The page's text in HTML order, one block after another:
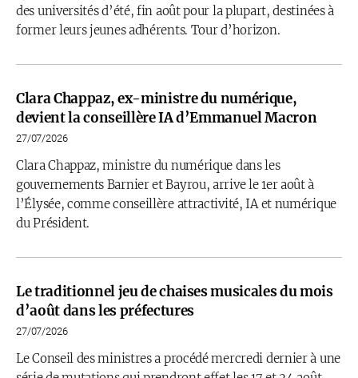
des universités d’été, fin août pour la plupart, destinées à
former leurs jeunes adhérents. Tour d’horizon.
Clara Chappaz, ex-ministre du numérique,
devient la conseillère IA d’Emmanuel Macron
27/07/2026
Clara Chappaz, ministre du numérique dans les
gouvernements Barnier et Bayrou, arrive le 1er août à
l’Élysée, comme conseillère attractivité, IA et numérique
du Président.
Le traditionnel jeu de chaises musicales du mois
d’août dans les préfectures
27/07/2026
Le Conseil des ministres a procédé mercredi dernier à une